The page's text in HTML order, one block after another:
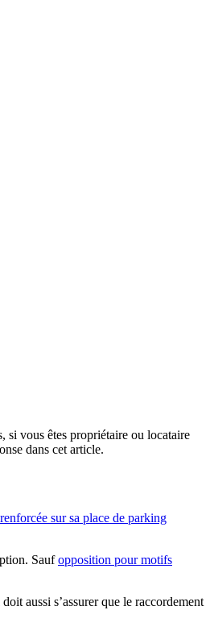
si vous êtes propriétaire ou locataire
dans cet article.
sur sa place de parking
Saufopposition pour motifs
aussi s’assurer que le raccordement